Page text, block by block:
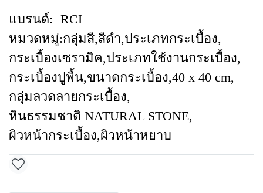
แบรนด์: RCI
หมวดหมู่:กลุ่มสี,สีดำ,ประเภทกระเบื้อง,
กระเบื้องเซรามิค,ประเภทใช้งานกระเบื้อง,
กระเบื้องปูพื้น,ขนาดกระเบื้อง,40 x 40 cm,
กลุ่มลวดลายกระเบื้อง,
หินธรรมชาติ NATURAL STONE,
ผิวหน้ากระเบื้อง,ผิวหน้าหยาบ